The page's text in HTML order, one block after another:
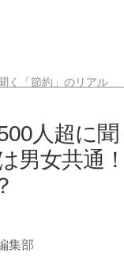
く「節約」のリアル
人超に
男女共通
集部